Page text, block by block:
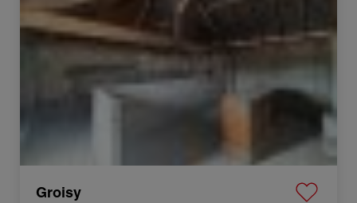
Groisy